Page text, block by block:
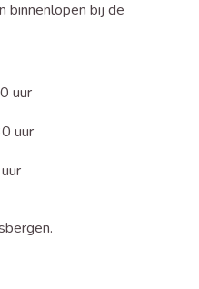
binnenlopen bij de
uur
uur